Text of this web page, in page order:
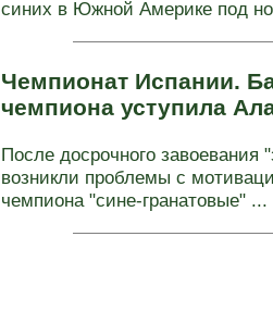
синих в Южной Америке под
Чемпионат Испании.
чемпиона уступила
После досрочного
возникли проблемы с
чемпиона "сине-гранатовые" ...